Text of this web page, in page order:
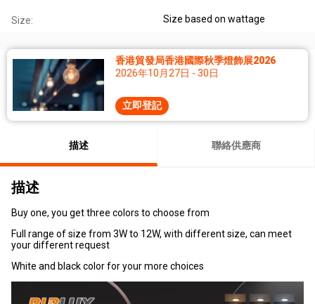
Size: Size based on wattage
香港貿發局香港國際秋季燈飾展2026
2026年10月27日 - 30日
立即登記
描述 聯絡供應商
描述
Buy one, you get three colors to choose from
Full range of size from 3W to 12W, with different size, can meet
your different request
White and black color for your more choices